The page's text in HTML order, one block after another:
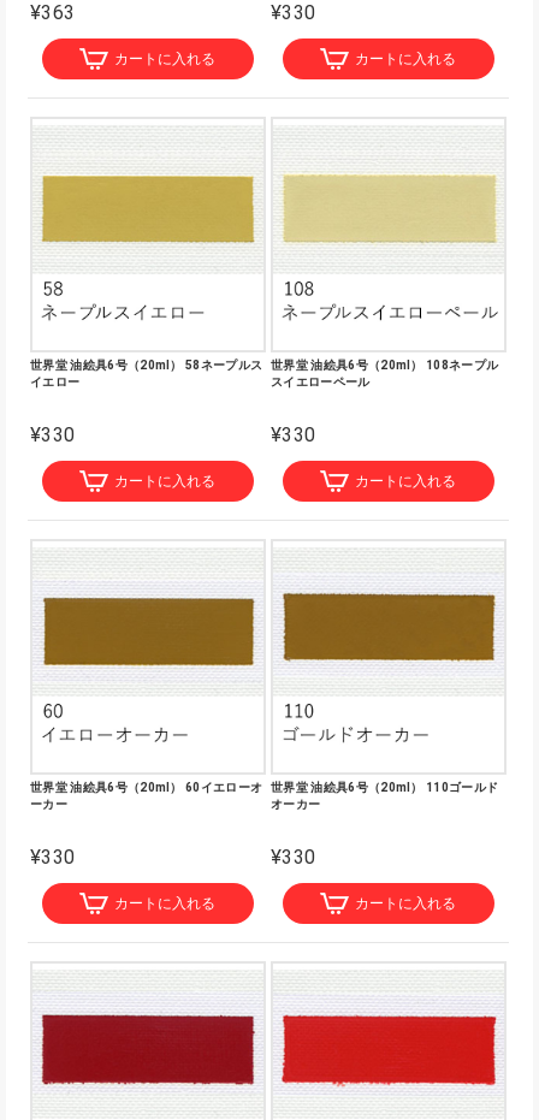
¥363
カートに入れる
¥330
カートに入れる
世界堂 油絵具6号（20ml） 58ネープルス
イエロー
¥330
カートに入れる
世界堂 油絵具6号（20ml） 108ネープル
スイエローペール
¥330
カートに入れる
世界堂 油絵具6号（20ml） 60イエローオ
ーカー
¥330
カートに入れる
世界堂 油絵具6号（20ml） 110ゴールド
オーカー
¥330
カートに入れる